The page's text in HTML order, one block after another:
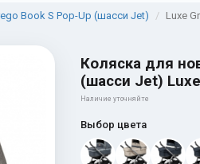
Book S Pop-Up (шасси Jet) Luxe
Коляска для
(шасси Jet)
Наличие уточняйте
Выбор цвета